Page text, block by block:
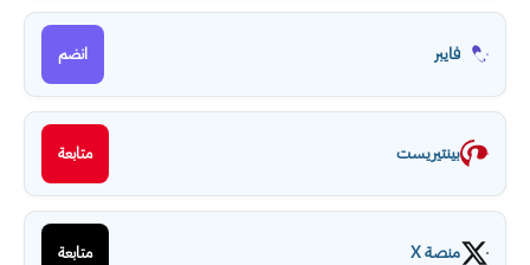
فايبر انضم
بينتيريست متابعة
منصة X متابعة